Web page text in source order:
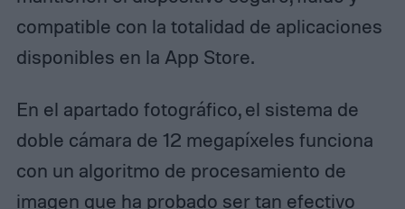
compatible con la totalidad de aplicaciones
disponibles en la App Store.
En el apartado fotográfico, el sistema de
doble cámara de 12 megapíxeles funciona
con un algoritmo de procesamiento de
imagen que ha probado ser tan efectivo